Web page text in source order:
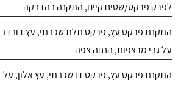
לפרק פרקט/שטיח קיים, התקנה בהדבקה
התקנת פרקט עץ, פרקט תלת שכבתי, עץ
על גבי מרצפות, הנחה צפה
התקנת פרקט עץ, פרקט דו שכבתי, עץ אלון, על